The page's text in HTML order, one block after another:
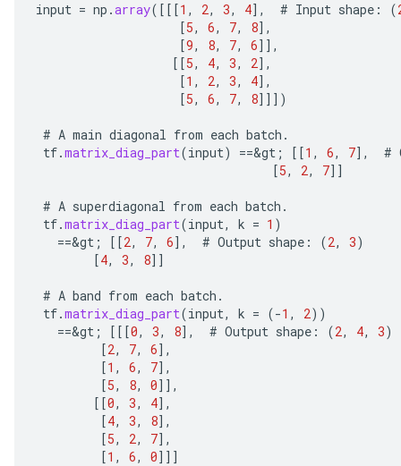
input = np .array( [[[1 , 2, 3, 4] , # Input shape : (
[5, 6, 7, 8] ,
[9, 8, 7, 6]] ,
[[5, 4, 3, 2] ,
[1 , 2, 3, 4] ,
[5, 6, 7, 8]]] )
# A main diagonal from each batch .
tf.matrix_diag_part(input) ==&gt ; [[1 , 6, 7] , #
[5, 2, 7]]
# A superdiagonal from each batch .
tf.matrix_diag_part(input, k = 1 )
==&gt ; [[2, 7, 6] , # Output shape : (2, 3)
[4, 3, 8]]
# A band from each batch .
tf.matrix_diag_part(input, k = (-1 , 2))
==&gt ; [[[0, 3, 8] , # Output shape : (2, 4, 3)
[2, 7, 6] ,
[1 , 6, 7] ,
[5, 8, 0]] ,
[[0, 3, 4] ,
[4, 3, 8] ,
[5, 2, 7] ,
[1 , 6, 0]]]